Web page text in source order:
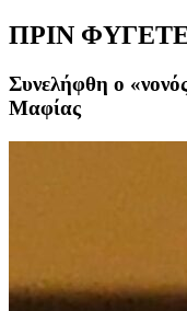
ΠΡΙΝ
Συνελήφθη ο
Μαφίας